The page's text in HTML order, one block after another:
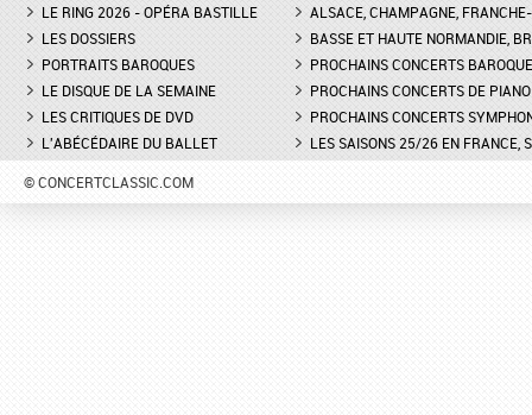
LE RING 2026 - OPÉRA BASTILLE
LES DOSSIERS
PORTRAITS BAROQUES
LE DISQUE DE LA SEMAINE
LES CRITIQUES DE DVD
L'ABÉCÉDAIRE DU BALLET
ALSACE, CHAMPAGNE,
BASSE ET HAUTE NORMANDIE,
PROCHAINS CONCERTS
PROCHAINS CONCERTS DE PIANO
PROCHAINS CONCERTS
LES SAISONS 25/26 EN FRANCE,
© CONCERTCLASSIC.COM